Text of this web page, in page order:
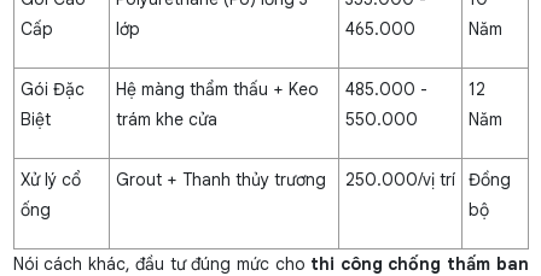
Cấp
lớp
465.000
Năm
Gói Đặc
Biệt
Hệ màng thẩm thấu + Keo
trám khe cửa
485.000 -
550.000
12
Năm
Xử lý cổ
ống
Grout + Thanh thủy trương 250.000/vị trí
Đồng
bộ
Nói cách khác, đầu tư đúng mức cho thi công chống thấm ban